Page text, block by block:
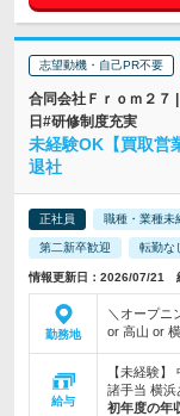
志望動機・自己PR不要
合同会社Ｆｒｏｍ２７
日#研修制度充実
未経験OK【買取
退社
正社員 職種・業種未
第二新卒歓迎 転勤なし
情報更新日：2026/07/21
勤務地
＼オープニ
or 高山 or
給与
【未経験
諸手当 横浜
初年度の年